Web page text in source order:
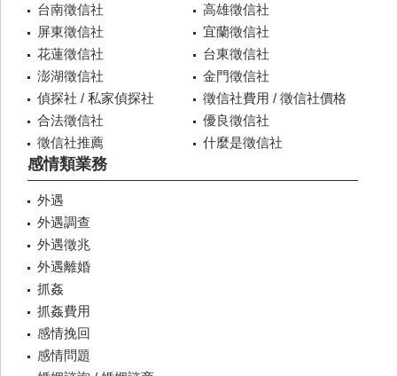
台南徵信社
高雄徵信社
屏東徵信社
宜蘭徵信社
花蓮徵信社
台東徵信社
澎湖徵信社
金門徵信社
偵探社 / 私家偵探社
徵信社費用 / 徵信社價格
合法徵信社
優良徵信社
徵信社推薦
什麼是徵信社
感情類業務
外遇
外遇調查
外遇徵兆
外遇離婚
抓姦
抓姦費用
感情挽回
感情問題